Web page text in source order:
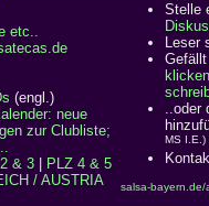
etc..
(engl.)
neue
zur Clubliste;
& 3
PLZ 4 & 5
/ AUSTRIA
Stelle
Leser
klicken
..oder
MS I.E.)
salsa-